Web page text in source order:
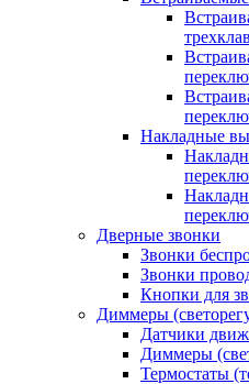
Накладные
Дверные звонки
Звонки
Звонки
Кнопки для
Диммеры
Датчики
Диммеры
Термостаты